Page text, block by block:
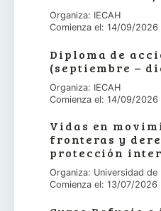
Organiza: IECAH
Comienza el: 14/09/2026
Diploma de
(septiembre –
Organiza: IECAH
Comienza el: 14/09/2026
Vidas en
fronteras y
protección
Organiza: Universidad de
Comienza el: 13/07/2026